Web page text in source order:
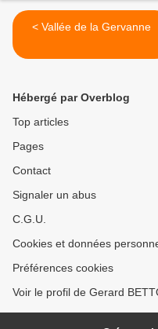
< Vallée de la Gervanne
Hébergé par Overblog
Top articles
Pages
Contact
Signaler un abus
C.G.U.
Cookies et données
Préférences cookies
Voir le profil de Gerard